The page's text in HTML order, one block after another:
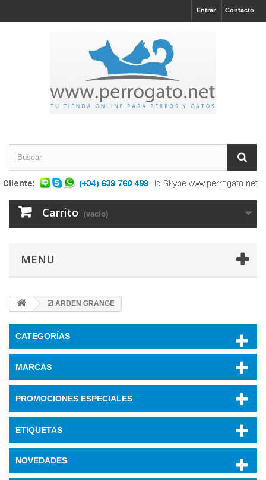
Contacto
Entrar
Carrito (vacío)
MENU
☑ ARDEN GRANGE
CATEGORÍAS
MARCAS
PROMOCIONES ESPECIALES
ETIQUETAS
NOVEDADES